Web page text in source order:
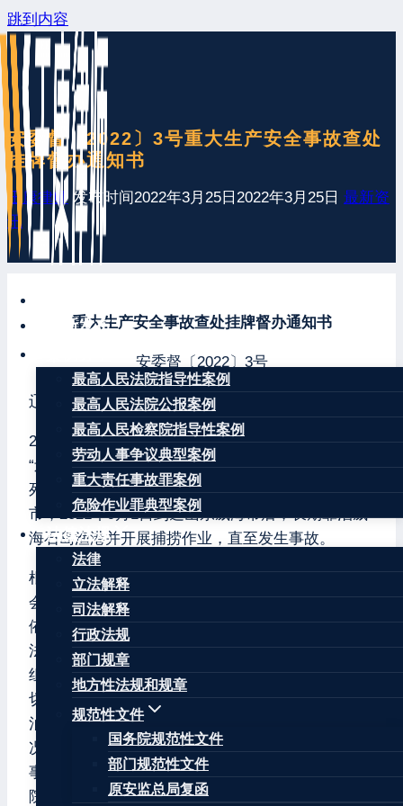
跳到内容
最新发布
最高人民法院指导性案例
最高人民法院公报案例
最高人民检察院指导性案例
劳动人事争议典型案例
重大责任事故罪案例
危险作业罪典型案例
法律法规
法律
立法解释
司法解释
行政法规
部门规章
地方性法规和规章
规范性文件
国务院规范性文件
部门规范性文件
原安监总局复函
安委督〔2022〕3号重大生产安全事故查处
挂牌督办通知书
王康律师 发布时间2022年3月25日 2022年3月25日 最新资
讯
重大生产安全事故查处挂牌督办通知书
安委督〔2022〕3号
辽宁省人民政府：
2022年3月7日，你省发生一起重大渔船沉没事故，
“辽盘渔15025”船在江苏连云港海域沉没，船上3人
死亡、7人失联。经核查，该船船籍港为辽宁盘锦
市，2021年9月1日到达山东威海市后，长期靠泊威
海石岛渔港并开展捕捞作业，直至发生事故。
根据《重大事故查处挂牌督办办法》，国务院安委
会决定对该起重大事故查处实行挂牌督办。你省要
依据《生产安全事故报告和调查处理条例》等有关
法律法规规定，会同山东省、江苏省成立联合调查
组，抓紧组织开展事故调查，认真查明事故原因，
切实查清该船船东安全生产主体责任、船籍港和靠
泊港等地方政府和相关部门安全管理责任等落实情
况，严格按事故调查规定要求研究提出处理意见。
事故结案前，要将事故调查报告（未定稿）报国务
院安委会办公室审核同意后，由你省负责批复结案